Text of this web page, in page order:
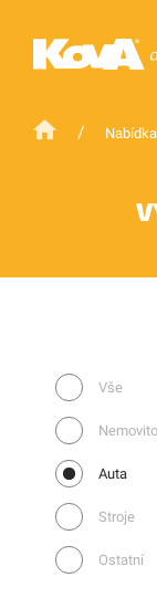
/
Vše
Auta
Stroje
Ostatní